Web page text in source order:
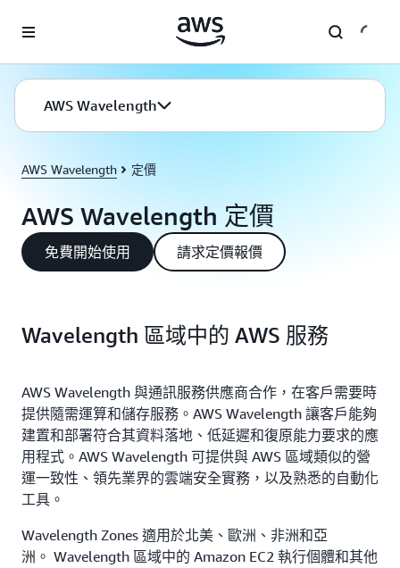
AWS Wavelength
AWS Wavelength 定價
AWS Wavelength 定價
免費開始使用 請求定價報價
Wavelength 區域中的 AWS 服務
AWS Wavelength 與通訊服務供應商合作，在客戶需要時
提供隨需運算和儲存服務。AWS Wavelength 讓客戶能夠
建置和部署符合其資料落地、低延遲和復原能力要求的應
用程式。AWS Wavelength 可提供與 AWS 區域類似的營
運一致性、領先業界的雲端安全實務，以及熟悉的自動化
工具。
Wavelength Zones 適用於北美、歐洲、非洲和亞
洲。 Wavelength 區域中的 Amazon EC2 執行個體和其他